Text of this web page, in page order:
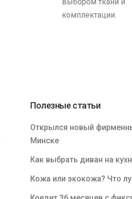
комплектации.
Полезные статьи
Открылся новый
Минске
Как выбрать диван на
Кожа или экокожа? Что